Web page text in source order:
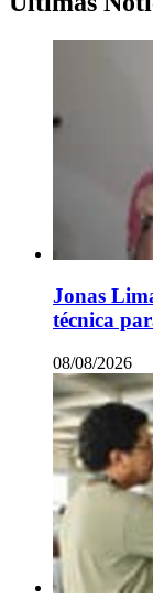
Jonas
técnica
08/08/2026